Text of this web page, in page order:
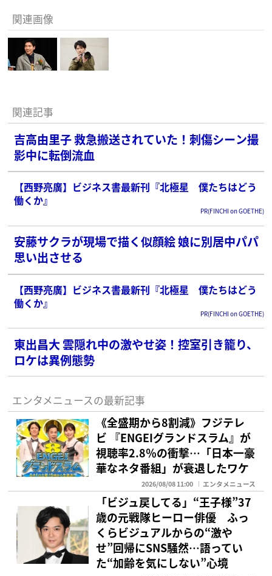
関連画像
関連記事
吉高由里子 救急搬送されていた！刺傷シーン撮
影中に転倒流血
【西野亮廣】ビジネス書最新刊『北極星 僕たちはどう
働くか』
PR(FINCHI on GOETHE)
安藤サクラが現場で描く似顔絵 娘に別居中パパ
思い出させる
【西野亮廣】ビジネス書最新刊『北極星 僕たちはどう
働くか』
PR(FINCHI on GOETHE)
東出昌大 雲隠れ中の激やせ姿！控室引き籠り、
ロケは異例態勢
エンタメニュースの最新記事
《全盛期から8割減》フジテレ
ビ 『ENGEIグランドスラム』が
視聴率2.8％の衝撃…「日本一豪
華なネタ番組」が衰退したワケ
2026/08/08 11:00 エンタメニュース
「ビジュ戻してる」“王子様”37
歳の元戦隊ヒーロー俳優 ふっ
くらビジュアルからの“激や
せ”回帰にSNS騒然…語ってい
た“加齢を気にしない”心境